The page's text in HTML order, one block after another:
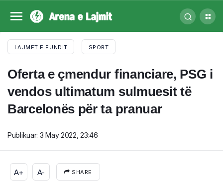
LAJMET E FUNDIT SPORT
Oferta e çmendur financiare, PSG i
vendos ultimatum sulmuesit të
Barcelonës për ta pranuar
Publikuar: 3 May 2022, 23:46
A+ A- SHARE